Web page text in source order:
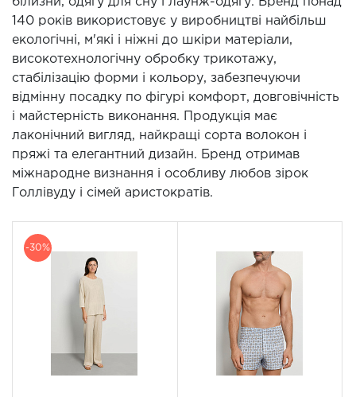
140 років використовує у виробництві найбільш
екологічні, м'які і ніжні до шкіри матеріали,
високотехнологічну обробку трикотажу,
стабілізацію форми і кольору, забезпечуючи
відмінну посадку по фігурі комфорт, довговічність
і майстерність виконання. Продукція має
лаконічний вигляд, найкращі сорта волокон і
пряжі та елегантний дизайн. Бренд отримав
міжнародне визнання і особливу любов зірок
Голлівуду і сімей аристократів.
-30%